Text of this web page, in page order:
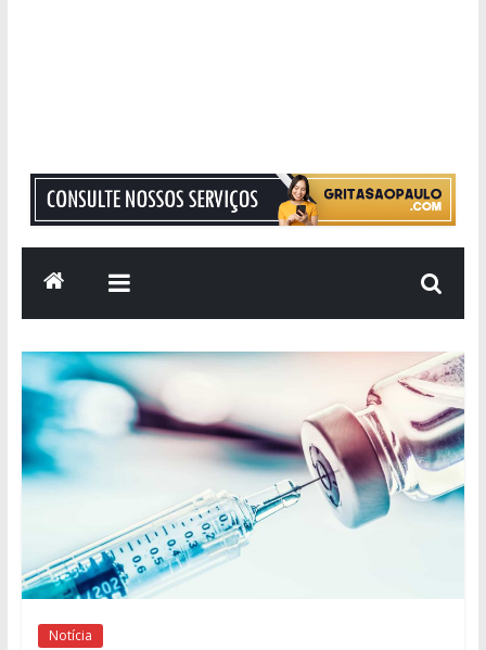
Grita
São
Paulo
Informação
com
Responsabilidade
Notícia